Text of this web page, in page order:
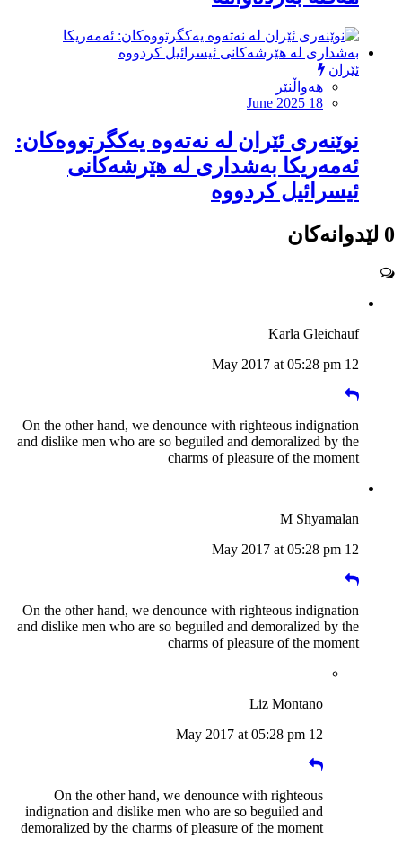
ئێران
هەواڵنێر
June 2025 18
نوێنەری ئێران لە نەتەوە یەکگرتووەکان:
ئەمەریكا بەشداری لە هێرشەكانی
ئیسرائیل كردووە
0 لێدوانەکان
Karla Gleichauf
12 May 2017 at 05:28 pm
On the other hand, we denounce with righteous indignation
and dislike men who are so beguiled and demoralized by the
charms of pleasure of the moment
M Shyamalan
12 May 2017 at 05:28 pm
On the other hand, we denounce with righteous indignation
and dislike men who are so beguiled and demoralized by the
charms of pleasure of the moment
Liz Montano
12 May 2017 at 05:28 pm
On the other hand, we denounce with righteous
indignation and dislike men who are so beguiled and
demoralized by the charms of pleasure of the moment